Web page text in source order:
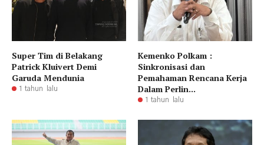
Super Tim di Belakang
Patrick Kluivert Demi
Garuda Mendunia
1 tahun lalu
Kemenko Polkam :
Sinkronisasi dan
Pemahaman Rencana Kerja
Dalam Perlin...
1 tahun lalu